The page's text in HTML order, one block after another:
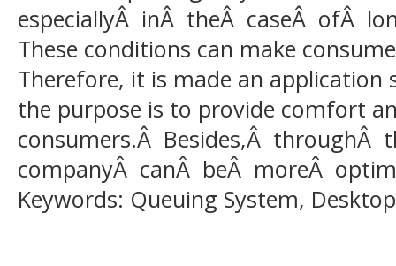
especiallyÂ inÂ theÂ caseÂ ofÂ
These conditions can make
Therefore, it is made an application
the purpose is to provide comfort
consumers.Â Besides,Â throughÂ
companyÂ canÂ beÂ moreÂ
Keywords: Queuing System,